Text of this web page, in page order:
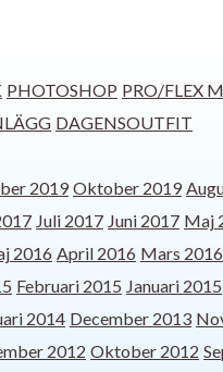
PHOTOSHOP PRO/FLEX
DAGENSOUTFIT
2019 Oktober 2019
Juli 2017 Juni 2017 Maj
2016 April 2016 Mars 2016
Februari 2015 Januari 2015
2014 December 2013
2012 Oktober 2012